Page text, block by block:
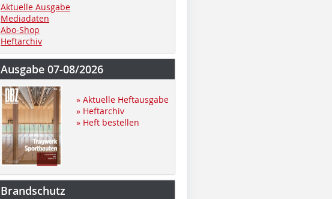
Aktuelle Ausgabe
Mediadaten
Abo-Shop
Heftarchiv
Ausgabe 07-08/2026
» Aktuelle Heftausgabe
» Heftarchiv
» Heft bestellen
Brandschutz